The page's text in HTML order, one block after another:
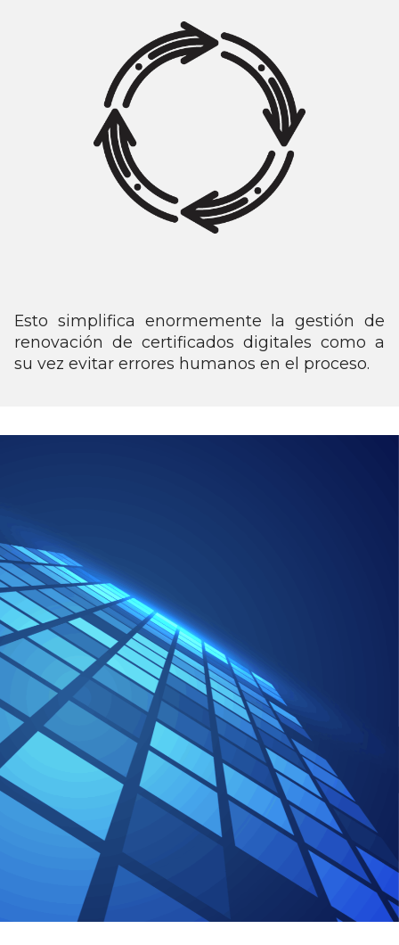
Esto simplifica enormemente la gestión de
renovación de certificados digitales como a
su vez evitar errores humanos en el proceso.